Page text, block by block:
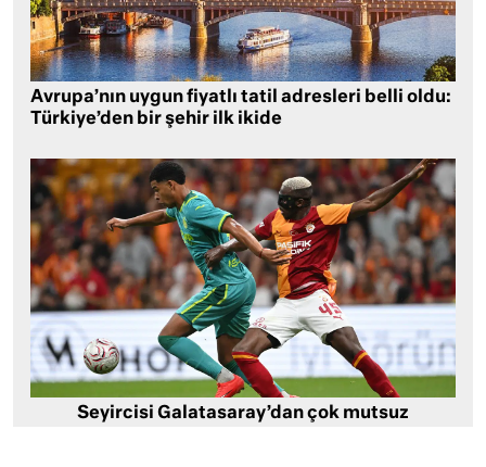
Avrupa’nın uygun fiyatlı tatil adresleri belli oldu:
Türkiye’den bir şehir ilk ikide
Seyircisi Galatasaray’dan çok mutsuz